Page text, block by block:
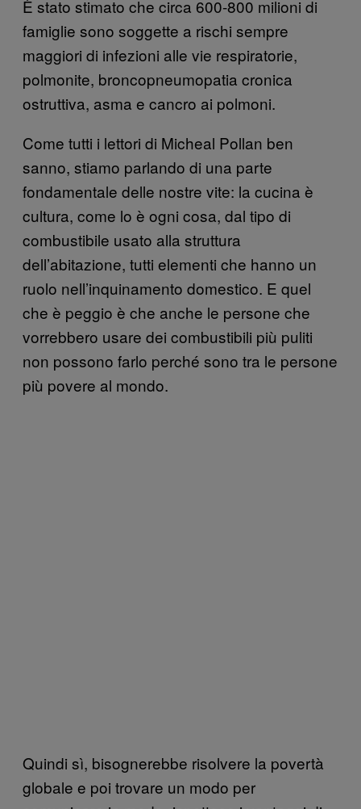
È stato stimato che circa 600-800 milioni di
famiglie sono soggette a rischi sempre
maggiori di infezioni alle vie respiratorie,
polmonite, broncopneumopatia cronica
ostruttiva, asma e cancro ai polmoni.
Come tutti i lettori di Micheal Pollan ben
sanno, stiamo parlando di una parte
fondamentale delle nostre vite: la cucina è
cultura, come lo è ogni cosa, dal tipo di
combustibile usato alla struttura
dell’abitazione, tutti elementi che hanno un
ruolo nell’inquinamento domestico. E quel
che è peggio è che anche le persone che
vorrebbero usare dei combustibili più puliti
non possono farlo perché sono tra le persone
più povere al mondo.
Quindi sì, bisognerebbe risolvere la povertà
globale e poi trovare un modo per